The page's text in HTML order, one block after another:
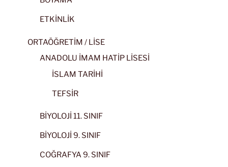
ETKİNLİK
ORTAÖĞRETİM / LİSE
ANADOLU İMAM HATİP LİSESİ
İSLAM TARİHİ
TEFSİR
BİYOLOJİ 11. SINIF
BİYOLOJİ 9. SINIF
COĞRAFYA 9. SINIF